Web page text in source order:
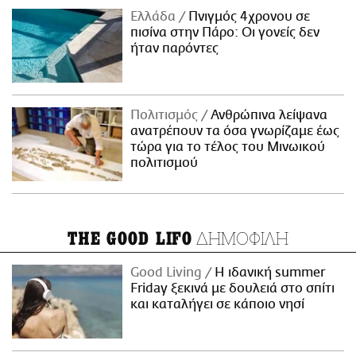
Ελλάδα
Πνιγμός 4χρονου σε
πισίνα στην Πάρο: Οι γονείς δεν
ήταν παρόντες
Πολιτισμός
Ανθρώπινα λείψανα
ανατρέπουν τα όσα γνωρίζαμε έως
τώρα για το τέλος του Μινωικού
πολιτισμού
THE GOOD LIFO ΔΗΜΟΦΙΛΗ
Good Living
Η ιδανική summer
Friday ξεκινά με δουλειά στο σπίτι
και καταλήγει σε κάποιο νησί